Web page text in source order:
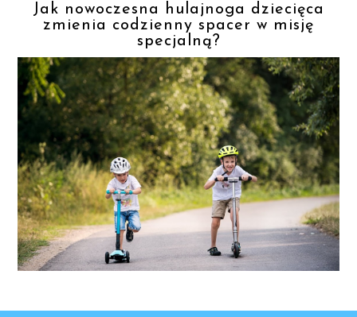
Jak nowoczesna hulajnoga dziecięca
zmienia codzienny spacer w misję
specjalną?